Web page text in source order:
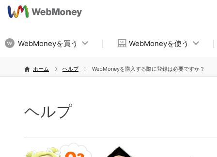
WebMoneyを買う WebMoneyを使う
ホーム ヘルプ WebMoneyを購入する際に登録は必要ですか？
ヘルプ